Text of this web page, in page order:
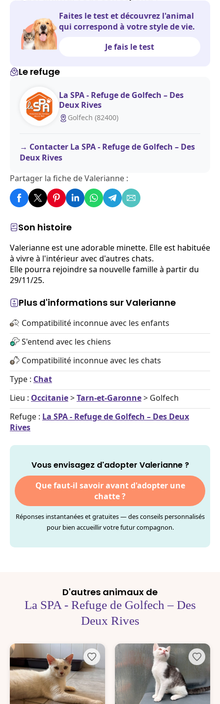
Son histoire
Valerianne est une adorable minette. Elle est habituée
à vivre à l'intérieur avec d'autres chats.
Elle pourra rejoindre sa nouvelle famille à partir du
29/11/25.
Plus d'informations sur Valerianne
Compatibilité inconnue avec les enfants
S'entend avec les chiens
Compatibilité inconnue avec les chats
Type : Chat
Lieu : Occitanie>Tarn-et-Garonne> Golfech
Refuge : La SPA - Refuge de Golfech – Des Deux
Rives
Vous envisagez d'adopter Valerianne ?
Que faut-il savoir avant d'adopter une
chatte ?
Réponses instantanées et gratuites — des conseils personnalisés
pour bien accueillir votre futur compagnon.
Faites le test et découvrez l'animal
qui correspond à votre style de vie.
Je fais le test
Le refuge
La SPA - Refuge de Golfech – Des
Deux Rives
Golfech (82400)
Contacter La SPA - Refuge de Golfech – Des
Deux Rives
Partager la fiche de Valerianne :
D'autres animaux de
La SPA - Refuge de Golfech – Des
Deux Rives